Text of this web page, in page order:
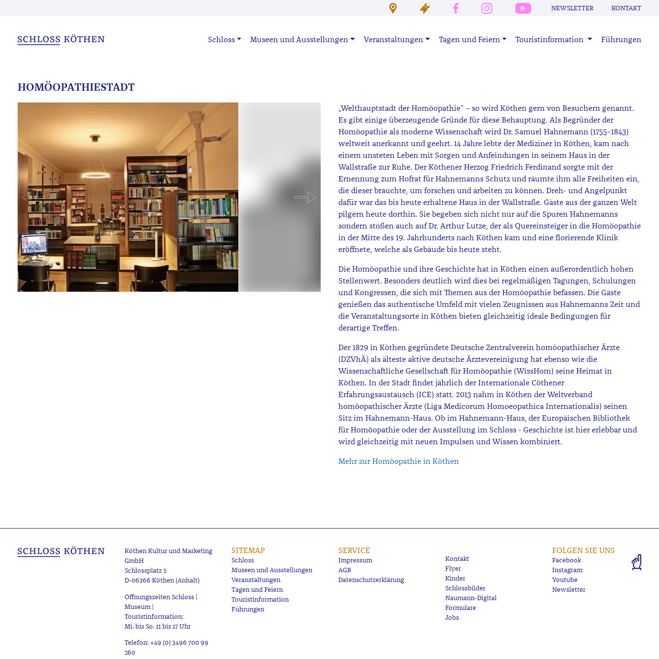
NEWSLETTER KONTAKT
Schloss Museen und Ausstellungen Veranstaltungen Tagen und Feiern Touristinformation Führungen
HOMÖOPATHIESTADT
„Welthauptstadt der Homöopathie“ – so wird Köthen gern von Besuchern genannt.
Es gibt einige überzeugende Gründe für diese Behauptung. Als Begründer der
Homöopathie als moderne Wissenschaft wird Dr. Samuel Hahnemann (1755–1843)
weltweit anerkannt und geehrt. 14 Jahre lebte der Mediziner in Köthen, kam nach
einem unsteten Leben mit Sorgen und Anfeindungen in seinem Haus in der
Wallstraße zur Ruhe. Der Köthener Herzog Friedrich Ferdinand sorgte mit der
Ernennung zum Hofrat für Hahnemanns Schutz und räumte ihm alle Freiheiten ein,
die dieser brauchte, um forschen und arbeiten zu können. Dreh- und Angelpunkt
dafür war das bis heute erhaltene Haus in der Wallstraße. Gäste aus der ganzen Welt
pilgern heute dorthin. Sie begeben sich nicht nur auf die Spuren Hahnemanns
sondern stoßen auch auf Dr. Arthur Lutze, der als Quereinsteiger in die Homöopathie
in der Mitte des 19. Jahrhunderts nach Köthen kam und eine florierende Klinik
eröffnete, welche als Gebäude bis heute steht.
Die Homöopathie und ihre Geschichte hat in Köthen einen außerordentlich hohen
Stellenwert. Besonders deutlich wird dies bei regelmäßigen Tagungen, Schulungen
und Kongressen, die sich mit Themen aus der Homöopathie befassen. Die Gäste
genießen das authentische Umfeld mit vielen Zeugnissen aus Hahnemanns Zeit und
die Veranstaltungsorte in Köthen bieten gleichzeitig ideale Bedingungen für
derartige Treffen.
Der 1829 in Köthen gegründete Deutsche Zentralverein homöopathischer Ärzte
(DZVhÄ) als älteste aktive deutsche Ärztevereinigung hat ebenso wie die
Wissenschaftliche Gesellschaft für Homöopathie (WissHom) seine Heimat in
Köthen. In der Stadt findet jährlich der Internationale Cöthener
Erfahrungsaustausch (ICE) statt. 2013 nahm in Köthen der Weltverband
homöopathischer Ärzte (Liga Medicorum Homoeopathica Internationalis) seinen
Sitz im Hahnemann-Haus. Ob im Hahnemann-Haus, der Europäischen Bibliothek
für Homöopathie oder der Ausstellung im Schloss - Geschichte ist hier erlebbar und
wird gleichzeitig mit neuen Impulsen und Wissen kombiniert.
Mehr zur Homöopathie in Köthen
Köthen Kultur und Marketing
GmbH
Schlossplatz 5
D-06366 Köthen (Anhalt)
Öffnungszeiten Schloss |
Museum |
Touristinformation:
Mi. bis So. 11 bis 17 Uhr
Telefon: +49 (0) 3496 700 99
260
SITEMAP
Schloss
Museen und Ausstellungen
Veranstaltungen
Tagen und Feiern
Touristinformation
Führungen
SERVICE
Impressum
AGB
Datenschutzerklärung
Kontakt
Flyer
Kinder
Schlossbilder
Naumann-Digital
Formulare
Jobs
FOLGEN SIE UNS
Facebook
Instagram
Youtube
Newsletter